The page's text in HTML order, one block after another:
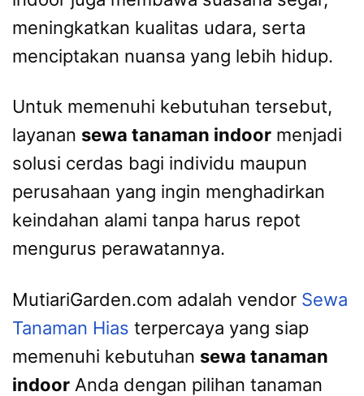
meningkatkan kualitas udara, serta
menciptakan nuansa yang lebih hidup.
Untuk memenuhi kebutuhan tersebut,
layanan sewa tanaman indoor menjadi
solusi cerdas bagi individu maupun
perusahaan yang ingin menghadirkan
keindahan alami tanpa harus repot
mengurus perawatannya.
MutiariGarden.com adalah vendor Sewa
Tanaman Hias terpercaya yang siap
memenuhi kebutuhan sewa tanaman
indoor Anda dengan pilihan tanaman